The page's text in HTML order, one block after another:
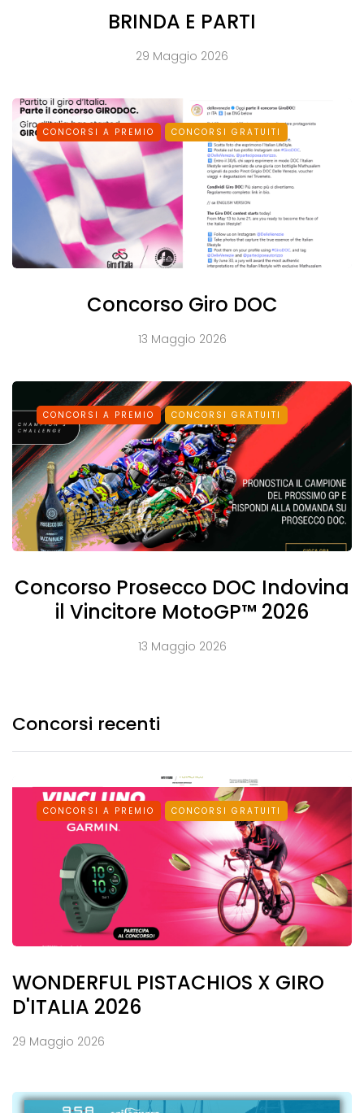
BRINDA E PARTI
29 Maggio 2026
CONCORSI A PREMIO CONCORSI GRATUITI
Concorso Giro DOC
13 Maggio 2026
CONCORSI A PREMIO CONCORSI GRATUITI
Concorso Prosecco DOC Indovina
il Vincitore MotoGP™ 2026
13 Maggio 2026
Concorsi recenti
CONCORSI A PREMIO CONCORSI GRATUITI
WONDERFUL PISTACHIOS X GIRO
D'ITALIA 2026
29 Maggio 2026